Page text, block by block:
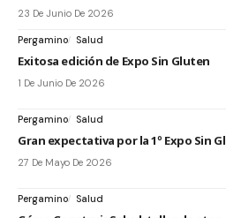
23 De Junio De 2026
Pergamino Salud
Exitosa edición de Expo Sin Gluten
1 De Junio De 2026
Pergamino Salud
Gran expectativa por la 1º Expo Sin
27 De Mayo De 2026
Pergamino Salud